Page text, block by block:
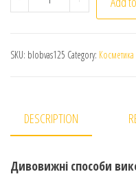
SKU: blobvas125 Category: Косметика
DESCRIPTION
Дивовижні способи